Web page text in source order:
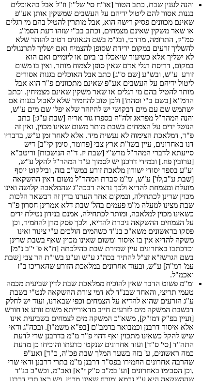
והנה לענין שבת, כתב הטור [או"ח סי' של"ו] וז"ל אבל בהאוכלים
בגנות אסור להם ליטול ידיהם על העשבים שמשקין אותן אע"פ
שאינם מכוונים פסיק רישה הוא, אבל מותרין להטיל בהם מי רגלים
או שאר משקין שאינם מצמחים, וכתב בב"י שזהו דעת הסמ"ג
סמ"ק, התרומה, מרדכי, ובג"מ בשם הגאונים דטוב להזהר שלא
להשליך זרעים במקום ירידת שסופן להצמיח ואם ישליך לתרנגולים
לא ישליך אלא כשיעור שיאכלו בו ביום או ליומיים ואם הוא
במקום, דריסת רגלי אדם שאין סופן לצמוח מותר, ואין בו משום
זורע ע"ש, ובש"ע [שם ס"ג] כתב אבל האוכלים בגנות אסורים
ליטול ידיהם על העשבים אע"פ שאינם מתכוונים פ"ר הוא אבל
מותר להטיל בהם מי רגלים או שאר משקין שאינם מצמיחין. וכתב
הרמ"א [בשם ב"י וסהת'] ולכן טוב להחמיר שלא לאכול בגנות אם
ישתמש שם עם מים דבקושי יש להיזהר שלא יפלו שם מים ע"ש,
והנה המהר"ל מפראג זלה"ה בספרו גור אריה [שבת ע"ג:] כתב
הנוטל ידים על הצמחים בשבת מותר משום שאינו מכוין, ואין זה
פ"ר, דמלאכת הצימוח לא נעשית מיד. אלא לאחר זמן ע"ש, בדבריו
דנו באחרונים, עיין בשו"ת ארץ צבי [פרומר, סימן קי"ב] דיש
סייעתא לדברי המהר"ל מרש"י [שבת יז. ד"ה הנושכות] וריטב"א
[ערובין פח.] ובמידי דרכנן יש לסמוך ע"ד המהר"ל להקל ע"ש,
וע"ע בספר יסודי ישורון מלאכת זורע במש"כ בזה, ובילקוט יוסף
[שבת ע"ב,לו'] ע"ש, ומ"מ סברת המהר"ל משום דאין ההשקאה
מועלת ומצמחת להדיא ולכך נראה דבכה"ג שהמלאכה קלושה ואינו
מכוין שרינן לכתחילה, ובמקום אחר הערנו בדין זה דבשאר הלכות
שבת מצינו למעלה מ"מ פעמים בהל' שבת דלא אמרינן חסרון פ"ר
כשאינו מכוין למלאכה, ומותר לכתחילה, אמנם בנידון נטילת ידים
על הצמחים ההשקאה ניכרת להדיא, ולכך פסק מרן להחמיר, וכן
פסקו בראשונים משא"כ בנ"ד כשהמים הולכים ע"י צינור ואינו
משקה להדיא אין בו איסור ומשום שאינו מכוין שאף בשבת שרינן
וכדכתבו באחרונים עיין שמירת שבת כהילכתה [ח"א פ' י"ב נ"מ]
בשם הגרשז"א זצ"ל להתיר בכה"ג ע"ש וע"ע בשו"ת הר צבי [שבת
עמ' רמ"ה] ע"ש, ובעוד אחרונים במלאכת הזורע שהאריכו ב"ז
ואכמ"ל.
ומ"מ פשוט הדבר שאין להוכיח ממלאכת שבת לדין שביעית מכמה
טעמי תריצי, והאחד שבנ"ד לא דמי צורת ההשקאה לנט"י בשבת
ע"ג הזרעים שהוא להדיא על הצמחים וכפי שבארנו, ועוד יש לחלק
דבשבת המשקה מים לזרעים חייב מדאורייתא משום זורע או חורש
[ועיין בפ"ק דמו"ק], משא"כ המשקה מים לצמחים בשביעית אינו
אלא איסור דרבנן וכמבואר ברמב"ם [בפ"א משמ"ו]. ובכה"ג ודאי
שיש להקל כשאינו מתכוין ואף דהוי פ"ר מ"מ בדרבנן שרי לדעת
התה"ד [סי' ס"ד] ועוד אחרונים שנקטו כדעתו והוכיחו כן מדעת
כמה ראשונים, ע' בזה בשער המלך שבת פכ"ה, כ"ד] ואע"פ
שהרבה אחרונים החמירו בפס"ר דרבנן מ"מ בתרי דרבנן ודאי שרי
,וכן הסכימו באחרונים [וע' במ"ב ס"ק י"א] ואכ"מ, וכש"כ בנ"ד
שההשקאה היא ע"י גרמא ומוכח שאינו מכוין, ויש כאן תרי דרבנן